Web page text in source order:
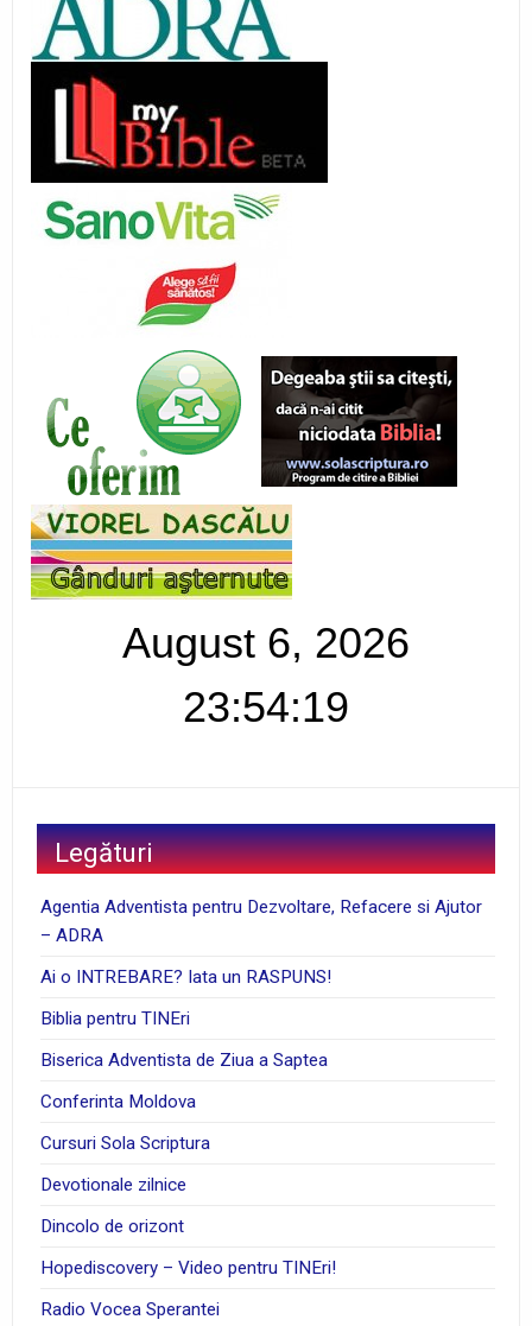
August 6, 2026
23:54:20
Legături
Agentia Adventista pentru Dezvoltare, Refacere si Ajutor
– ADRA
Ai o INTREBARE? Iata un RASPUNS!
Biblia pentru TINEri
Biserica Adventista de Ziua a Saptea
Conferinta Moldova
Cursuri Sola Scriptura
Devotionale zilnice
Dincolo de orizont
Hopediscovery – Video pentru TINEri!
Radio Vocea Sperantei